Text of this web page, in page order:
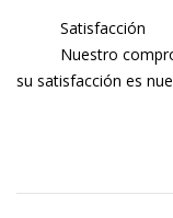
Satisfacción
Nuestro
su satisfacción es